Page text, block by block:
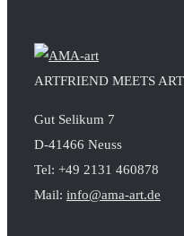
ARTFRIEND MEETS
Gut Selikum 7
D-41466 Neuss
Tel: +49 2131 460878
Mail: info@ama-art.de